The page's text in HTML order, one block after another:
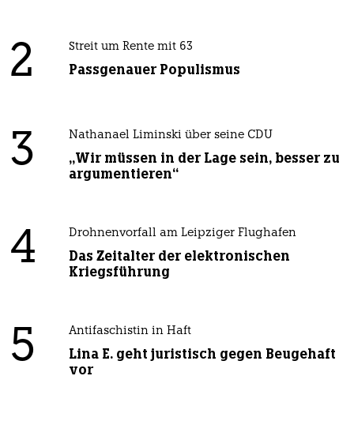
2 Streit um Rente mit 63
Passgenauer Populismus
3 Nathanael Liminski über seine CDU
„Wir müssen in der Lage sein, besser zu
argumentieren“
4 Drohnenvorfall am Leipziger Flughafen
Das Zeitalter der elektronischen
Kriegsführung
5 Antifaschistin in Haft
Lina E. geht juristisch gegen Beugehaft
vor